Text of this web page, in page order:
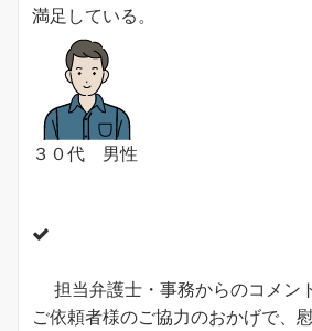
満足している。
３０代 男性
担当弁護士・事務からのコメン
ご依頼者様のご協力のおかげで、